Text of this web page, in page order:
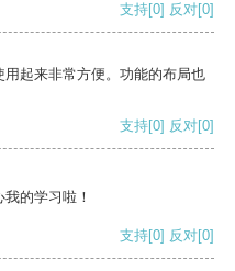
支持[0] 反对[0]
起来非常方便。功能的布局也
支持[0] 反对[0]
的学习啦！
支持[0] 反对[0]